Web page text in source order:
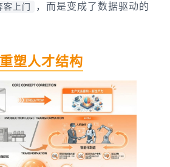
客上门 ，而是变成了数据驱动的
塑人才结构